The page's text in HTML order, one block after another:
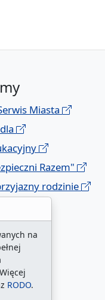
na
RODO.
Miasta
Razem"
rodzinie